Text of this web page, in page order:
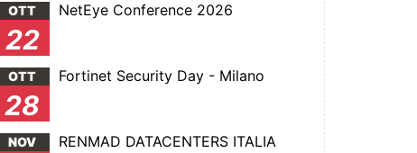
OTT
22
NetEye Conference 2026
OTT
28
Fortinet Security Day - Milano
NOV
RENMAD DATACENTERS ITALIA